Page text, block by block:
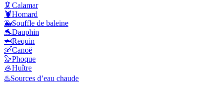
🦑 Calamar
🦞Homard
🐳Souffle de baleine
🐬Dauphin
🦈Requin
🛶Canoë
🦭Phoque
🦪Huître
♨️Sources d’eau chaude